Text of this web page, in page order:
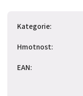
Kategorie:
Hmotnost:
EAN: